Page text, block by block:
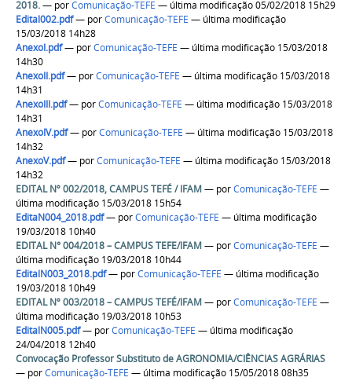
2018.— porComunicação-TEFE — última modificação 05/02/2018 15h29
Edital002.pdf— porComunicação-TEFE — última modificação
15/03/2018 14h28
AnexoI.pdf— porComunicação-TEFE — última modificação 15/03/2018
14h30
AnexoII.pdf— porComunicação-TEFE — última modificação 15/03/2018
14h31
AnexoIII.pdf— porComunicação-TEFE — última modificação 15/03/2018
14h31
AnexoIV.pdf— porComunicação-TEFE — última modificação 15/03/2018
14h32
AnexoV.pdf— porComunicação-TEFE — última modificação 15/03/2018
14h32
EDITAL Nº 002/2018, CAMPUS TEFÉ / IFAM— porComunicação-TEFE —
última modificação 15/03/2018 15h54
EditaN004_2018.pdf— porComunicação-TEFE — última modificação
19/03/2018 10h40
EDITAL N° 004/2018 – CAMPUS TEFE/IFAM— porComunicação-TEFE —
última modificação 19/03/2018 10h44
EditalN003_2018.pdf— porComunicação-TEFE — última modificação
19/03/2018 10h49
EDITAL Nº 003/2018 – CAMPUS TEFÉ/IFAM— porComunicação-TEFE —
última modificação 19/03/2018 10h53
EditalN005.pdf— porComunicação-TEFE — última modificação
24/04/2018 12h40
Convocação Professor Substituto de AGRONOMIA/CIÊNCIAS AGRÁRIAS
— porComunicação-TEFE — última modificação 15/05/2018 08h35